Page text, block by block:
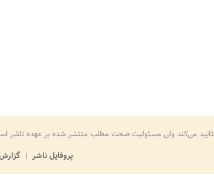
تایید می‌کند ولی مسئولیت صحت مطلب منتشر شده بر عهده ناشر
پروفایل ناشر